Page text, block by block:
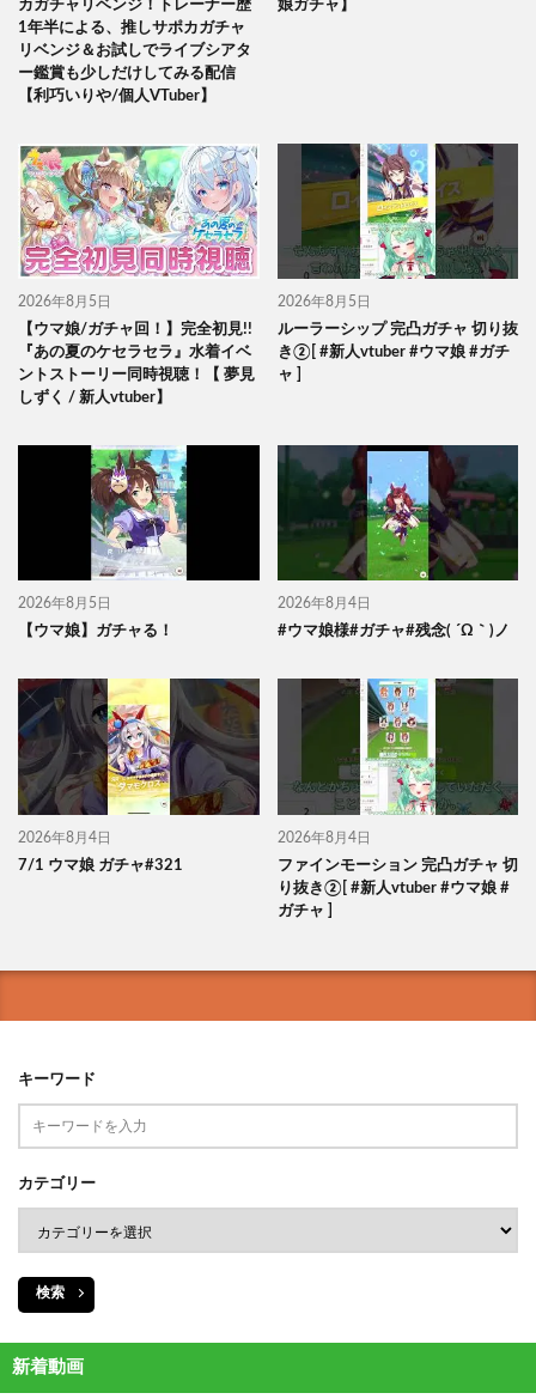
カガチャリベンジ！トレーナー歴
1年半による、推しサポカガチャ
リベンジ＆お試しでライブシアタ
ー鑑賞も少しだけしてみる配信
【利巧いりや/個人VTuber】
娘ガチャ】
2026年8月5日
【ウマ娘/ガチャ回！】完全初見!!
『あの夏のケセラセラ』水着イベ
ントストーリー同時視聴！【 夢見
しずく / 新人vtuber】
2026年8月5日
ルーラーシップ 完凸ガチャ 切り抜
き②[ #新人vtuber #ウマ娘 #ガチ
ャ ]
2026年8月5日
【ウマ娘】ガチャる！
2026年8月4日
#ウマ娘様#ガチャ#残念( ´Ω｀)ノ
2026年8月4日
7/1 ウマ娘 ガチャ#321
2026年8月4日
ファインモーション 完凸ガチャ 切
り抜き②[ #新人vtuber #ウマ娘 #
ガチャ ]
キーワード
カテゴリー
検索
新着動画